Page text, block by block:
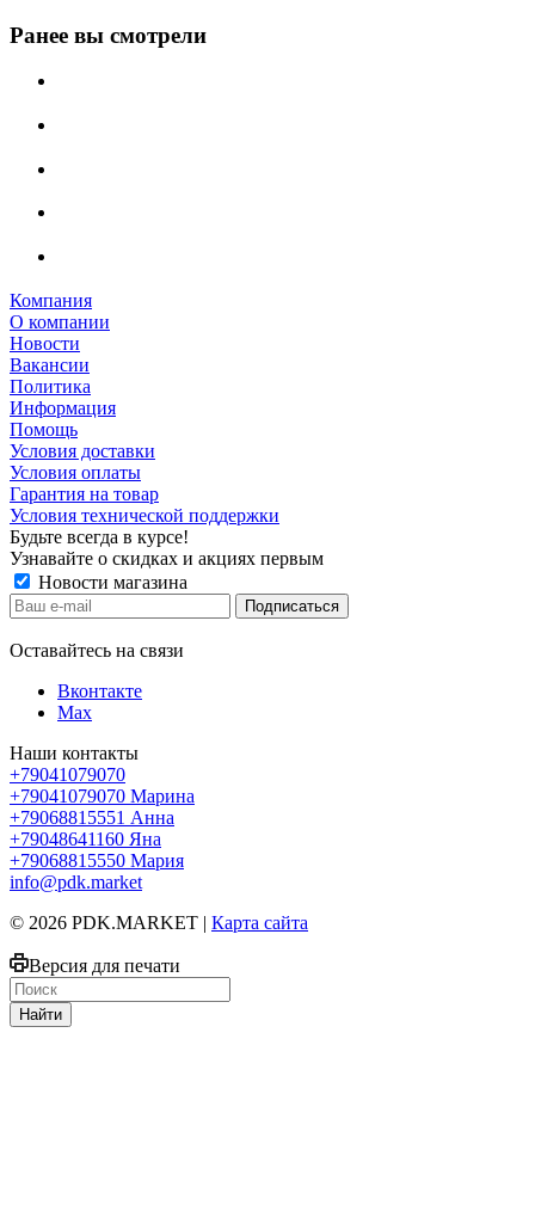
Ранее вы смотрели
Компания
О компании
Новости
Вакансии
Политика
Информация
Помощь
Условия доставки
Условия оплаты
Гарантия на товар
Условия технической поддержки
Будьте всегда в курсе!
Узнавайте о скидках и акциях первым
Новости магазина
Оставайтесь на связи
Вконтакте
Max
Наши контакты
+79041079070
+79041079070 Марина
+79068815551 Анна
+79048641160 Яна
+79068815550 Мария
info@pdk.market
© 2026 PDK.MARKET | Карта сайта
Версия для печати
Найти